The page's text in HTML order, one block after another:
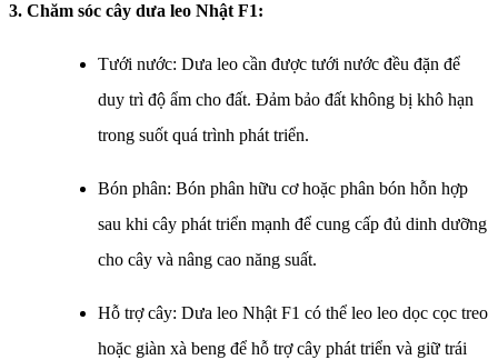
3. Chăm sóc cây dưa leo Nhật F1:
Tưới nước: Dưa leo cần được tưới nước đều đặn để
duy trì độ ẩm cho đất. Đảm bảo đất không bị khô hạn
trong suốt quá trình phát triển.
Bón phân: Bón phân hữu cơ hoặc phân bón hỗn hợp
sau khi cây phát triển mạnh để cung cấp đủ dinh dưỡng
cho cây và nâng cao năng suất.
Hỗ trợ cây: Dưa leo Nhật F1 có thể leo leo dọc cọc treo
hoặc giàn xà beng để hỗ trợ cây phát triển và giữ trái